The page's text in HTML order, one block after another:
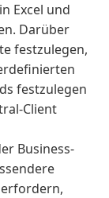
Excel und
Darüber
festzulegen,
festzulegen
Client
Business-